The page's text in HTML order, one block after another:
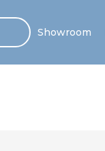
Showroom